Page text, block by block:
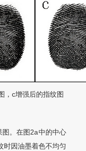
，c增强后的指纹图
图。在图2a中的中心
时因油墨着色不均匀